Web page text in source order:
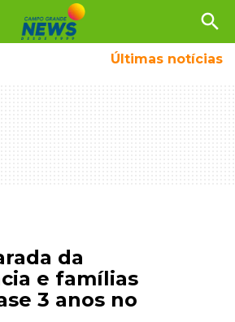
search
Últimas notícias
da
e famílias
3 anos no